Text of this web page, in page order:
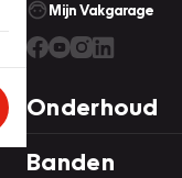
Mijn Vakgarage
Onderhoud
Banden